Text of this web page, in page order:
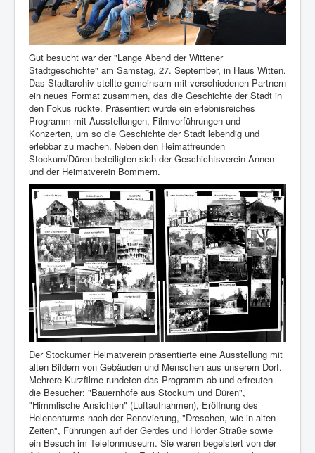
Archiv
Bildergalerie
Impressum/Datenschutz
Links
Gut besucht war der "Lange Abend der Wittener
Stadtgeschichte" am Samstag, 27. September, in Haus Witten.
Das Stadtarchiv stellte gemeinsam mit verschiedenen Partnern
ein neues Format zusammen, das die Geschichte der Stadt in
den Fokus rückte. Präsentiert wurde ein erlebnisreiches
Programm mit Ausstellungen, Filmvorführungen und
Konzerten, um so die Geschichte der Stadt lebendig und
erlebbar zu machen. Neben den Heimatfreunden
Stockum/Düren beteiligten sich der Geschichtsverein Annen
und der Heimatverein Bommern.
Der Stockumer Heimatverein präsentierte eine Ausstellung mit
alten Bildern von Gebäuden und Menschen aus unserem Dorf.
Mehrere Kurzfilme rundeten das Programm ab und erfreuten
die Besucher: "Bauernhöfe aus Stockum und Düren",
"Himmlische Ansichten" (Luftaufnahmen), Eröffnung des
Helenenturms nach der Renovierung, "Dreschen, wie in alten
Zeiten", Führungen auf der Gerdes und Hörder Straße sowie
ein Besuch im Telefonmuseum. Sie waren begeistert von der